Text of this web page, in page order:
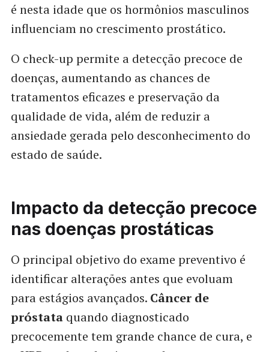
é nesta idade que os hormônios masculinos
influenciam no crescimento prostático.
O check-up permite a detecção precoce de
doenças, aumentando as chances de
tratamentos eficazes e preservação da
qualidade de vida, além de reduzir a
ansiedade gerada pelo desconhecimento do
estado de saúde.
Impacto da detecção precoce
nas doenças prostáticas
O principal objetivo do exame preventivo é
identificar alterações antes que evoluam
para estágios avançados. Câncer de
próstataquando diagnosticado
precocemente tem grande chance de cura, e